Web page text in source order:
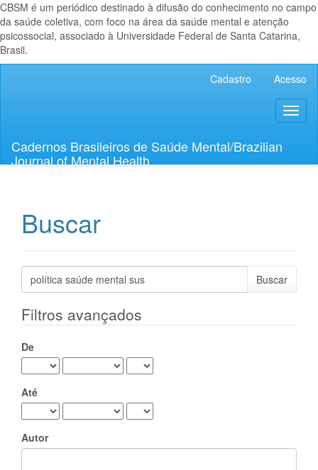
CBSM é um periódico destinado à difusão do conhecimento no campo
da saúde coletiva, com foco na área da saúde mental e atenção
psicossocial, associado à Universidade Federal de Santa Catarina,
Brasil.
Lateral
Cadastro Acesso
Cadernos Brasileiros de Saúde Mental/Brazilian
Journal of Mental Health
Buscar
Pesquisar
termo
Filtros avançados
De
Até
Autor